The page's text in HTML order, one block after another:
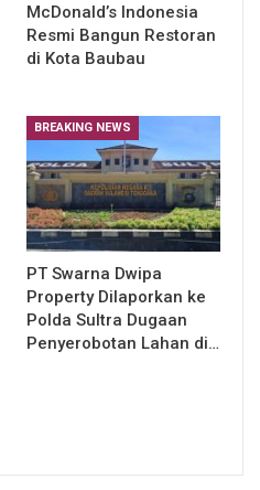
McDonald’s Indonesia
Resmi Bangun Restoran
di Kota Baubau
BREAKING NEWS
PT Swarna Dwipa
Property Dilaporkan ke
Polda Sultra Dugaan
Penyerobotan Lahan di…